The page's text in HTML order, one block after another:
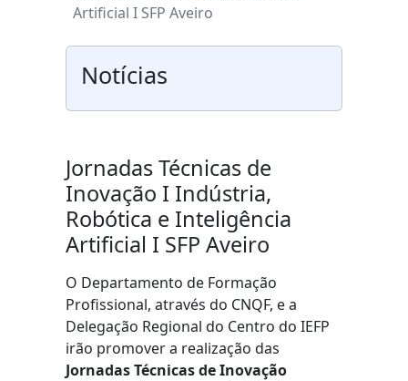
Artificial I SFP Aveiro
Notícias
Jornadas Técnicas de
Inovação I Indústria,
Robótica e Inteligência
Artificial I SFP Aveiro
O Departamento de Formação
Profissional, através do CNQF, e a
Delegação Regional do Centro do IEFP
irão promover a realização das
Jornadas Técnicas de Inovação